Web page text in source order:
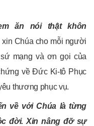
ăn nói thật khôn
Chúa cho mỗi người
mạng và ơn gọi của
về Đức Ki-tô Phục
thương phục vụ.
về với Chúa là từng
đời. Xin nâng đỡ sự